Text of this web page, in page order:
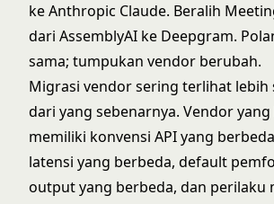
ke Anthropic Claude. Beralih
dari AssemblyAI ke Deepgram.
sama; tumpukan vendor berubah.
Migrasi vendor sering terlihat lebih
dari yang sebenarnya. Vendor
memiliki konvensi API yang
latensi yang berbeda, default
output yang berbeda, dan perilaku